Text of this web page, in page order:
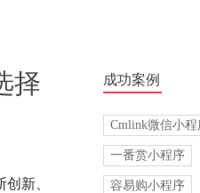
成功案例
Cmlink微信小程
一番赏小程序
容易购小程序
择
新、